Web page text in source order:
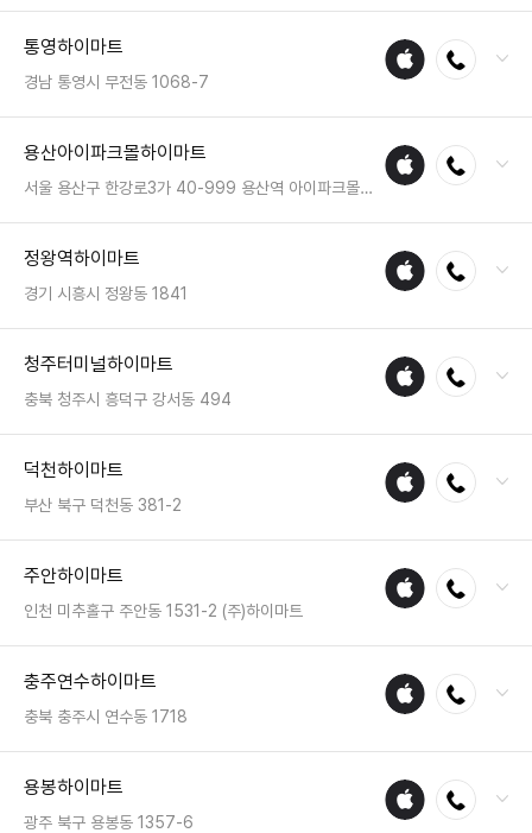
팩스 : 050-2222-1667
영업시간 : 금일 10:30~20:30
통영하이마트
경남 통영시 무전동 1068-7
애플
수리
전화연결
팩스 : 050-2222-1810
영업시간 : 금일 10:30~20:30
용산아이파크몰하이마트
서울 용산구 한강로3가 40-999 용산역 아이파크몰 리빙파크 4층
애플
수리
전화연결
팩스 : 050-2333-1473
영업시간 : 금일 10:30~21:00
정왕역하이마트
경기 시흥시 정왕동 1841
애플
수리
전화연결
팩스 : 050-2222-0980
영업시간 : 금일 10:30~20:30
청주터미널하이마트
충북 청주시 흥덕구 강서동 494
애플
수리
전화연결
팩스 : 050-2222-1485
영업시간 : 금일 10:30~20:30
덕천하이마트
부산 북구 덕천동 381-2
애플
수리
전화연결
팩스 : 050-2222-1788
영업시간 : 금일 10:30~20:30
주안하이마트
인천 미추홀구 주안동 1531-2 (주)하이마트
애플
수리
전화연결
팩스 : 050-2222-0953
영업시간 : 금일 10:30~20:30
충주연수하이마트
충북 충주시 연수동 1718
애플
수리
전화연결
팩스 : 050-2222-1489
영업시간 : 금일 10:30~20:30
용봉하이마트
광주 북구 용봉동 1357-6
애플
수리
전화연결